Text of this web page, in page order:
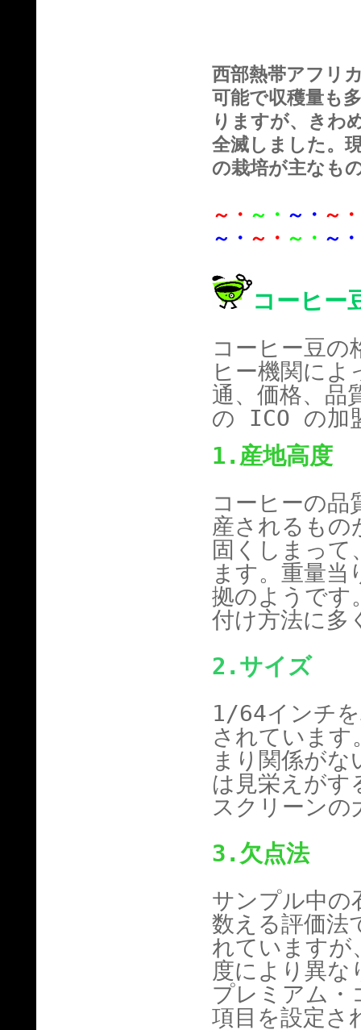
西部熱帯アフリ
可能で収穫量も
りますが、きわ
全滅しました。
の栽培が主なも
～・ ～・ ～・ ～・
～・ ～・ ～・ ～・
コーヒー
コーヒー豆の
ヒー機関に
通、価格、品
の ICO の加
1. 産地高度
コーヒーの品
産されるもの
固くしまって
ます。重量
拠のようです
付け方法に多
2. サイズ
1/64インチ
されています
まり関係が
は見栄えがす
スクリーンの
3. 欠点法
サンプル中の
数える評価法
れていますが
度により異な
プレミアム・
項目を設定さ